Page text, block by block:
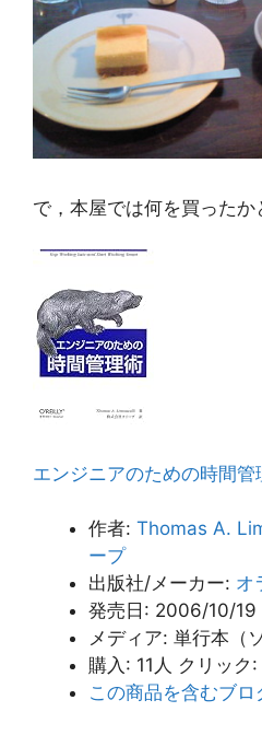
で，本屋では何を買った
エンジニアのための時間管
作者: Thomas A.
ープ
出版社/メーカー: オ
発売日: 2006/10/19
メディア: 単行本（
購入 : 11人 クリック :
この商品を含むブ